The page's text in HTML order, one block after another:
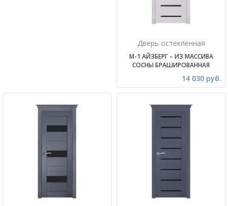
Дверь остекленная
М-1 АЙЗБЕРГ – ИЗ МАССИВА
СОСНЫ БРАШИРОВАННАЯ
14 030 руб.